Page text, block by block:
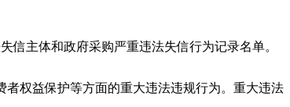
信主体和政府采购严重违法失信行为记录名单。
者权益保护等方面的重大违法违规行为。重大违法